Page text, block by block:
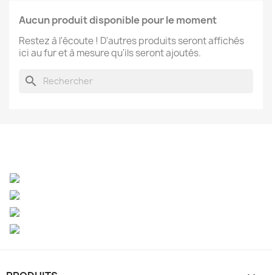
Aucun produit disponible pour le moment
Restez à l'écoute ! D'autres produits seront affichés
ici au fur et à mesure qu'ils seront ajoutés.
search